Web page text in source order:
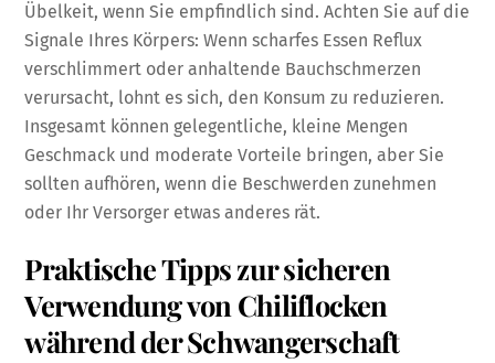
Übelkeit, wenn Sie empfindlich sind. Achten Sie auf die
Signale Ihres Körpers: Wenn scharfes Essen Reflux
verschlimmert oder anhaltende Bauchschmerzen
verursacht, lohnt es sich, den Konsum zu reduzieren.
Insgesamt können gelegentliche, kleine Mengen
Geschmack und moderate Vorteile bringen, aber Sie
sollten aufhören, wenn die Beschwerden zunehmen
oder Ihr Versorger etwas anderes rät.
Praktische Tipps zur sicheren
Verwendung von Chiliflocken
während der Schwangerschaft